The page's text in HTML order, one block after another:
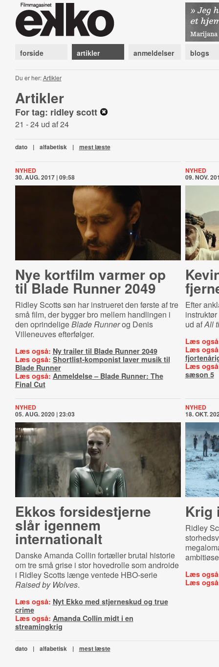
forside artikler anmeldelser blogs
Du er her:Artikler
Artikler
For tag: ridley scott
21 - 24 ud af 24
dato | alfabetisk | mest læste
NYHED
30. AUG. 2017 | 09:58
Nye kortfilm varmer op
til Blade Runner 2049
Ridley Scotts søn har instrueret den første af tre
små film, der bygger bro mellem handlingen i
den oprindeligeBlade Runnerog Denis
Villeneuves efterfølger.
Læs også: Ny trailer til Blade Runner 2049
Læs også: Shortlist-komponist laver musik til
Blade Runner
Læs også: Anmeldelse – Blade Runner: The
Final Cut
NYHED
09. NOV.
Efter
ud afAll
Læs
Læs
Læs
sæson 5
NYHED
05. AUG. 2020 | 23:03
Ekkos forsidestjerne
slår igennem
internationalt
Danske Amanda Collin fortæller brutal historie
om tre små grise i stor hovedrolle som androide
i Ridley Scotts længe ventede HBO-serie
Raised by Wolves.
Læs også: Nyt Ekko med stjerneskud og true
crime
Læs også: Amanda Collin midt i en
streamingkrig
NYHED
18. OKT.
Krig
Ridley
Læs
Læs
dato | alfabetisk | mest læste